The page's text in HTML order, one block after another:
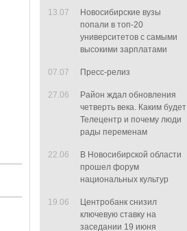
13.07
Новосибирские вузы
попали в топ-20
университетов с самыми
высокими зарплатами
07.07 Пресс-релиз
27.06
Район ждал обновления
четверть века. Каким будет
Телецентр и почему люди
рады переменам
22.06
В Новосибирской области
прошел форум
национальных культур
19.06
Центробанк снизил
ключевую ставку на
заседании 19 июня